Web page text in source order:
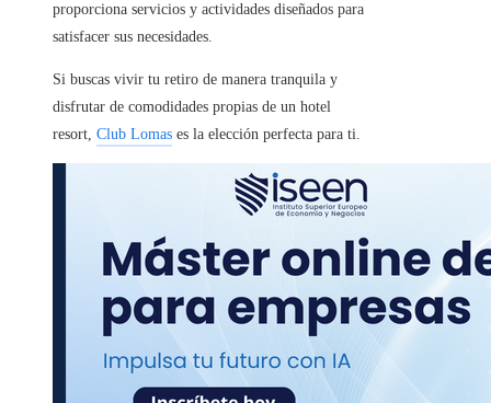
proporciona servicios y actividades diseñados para
satisfacer sus necesidades.
Si buscas vivir tu retiro de manera tranquila y
disfrutar de comodidades propias de un hotel
resort, Club Lomas es la elección perfecta para ti.